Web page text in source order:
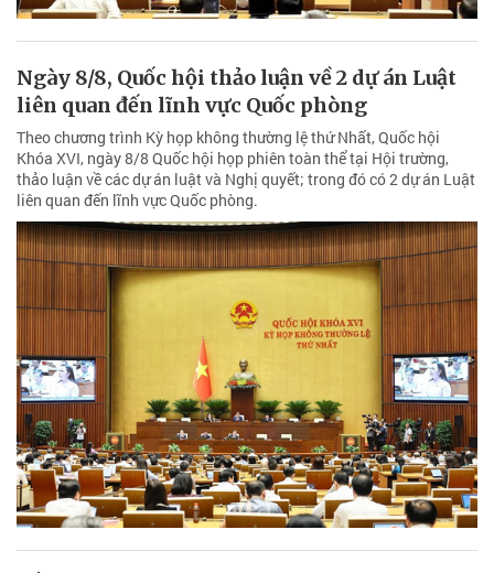
Ngày 8/8, Quốc hội thảo luận về 2 dự án Luật
liên quan đến lĩnh vực Quốc phòng
Theo chương trình Kỳ họp không thường lệ thứ Nhất, Quốc hội
Khóa XVI, ngày 8/8 Quốc hội họp phiên toàn thể tại Hội trường,
thảo luận về các dự án luật và Nghị quyết; trong đó có 2 dự án Luật
liên quan đến lĩnh vực Quốc phòng.